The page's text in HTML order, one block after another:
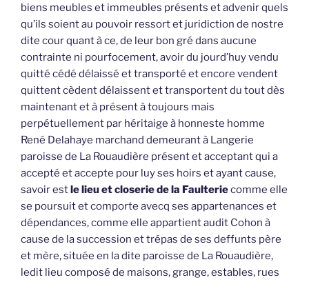
biens meubles et immeubles présents et advenir quels
qu’ils soient au pouvoir ressort et juridiction de nostre
dite cour quant à ce, de leur bon gré dans aucune
contrainte ni pourfocement, avoir du jourd’huy vendu
quitté cédé délaissé et transporté et encore vendent
quittent cèdent délaissent et transportent du tout dès
maintenant et à présent à toujours mais
perpétuellement par héritaige à honneste homme
René Delahaye marchand demeurant à Langerie
paroisse de La Rouaudière présent et acceptant qui a
accepté et accepte pour luy ses hoirs et ayant cause,
savoir estle lieu et closerie de la Faulteriecomme elle
se poursuit et comporte avecq ses appartenances et
dépendances, comme elle appartient audit Cohon à
cause de la succession et trépas de ses deffunts père
et mère, située en la dite paroisse de La Rouaudière,
ledit lieu composé de maisons, grange, estables, rues